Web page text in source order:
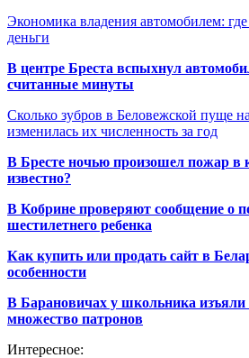
Экономика владения автомобилем:
деньги
В центре Бреста вспыхнул
считанные минуты
Сколько зубров в Беловежской пуще
изменилась их численность за год
В Бресте ночью произошел пожар в
известно?
В Кобрине проверяют сообщение о
шестилетнего ребенка
Как купить или продать сайт в
особенности
В Барановичах у школьника изъяли
множество патронов
Интересное: